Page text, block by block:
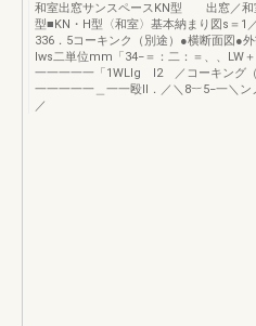
和室出窓サンスペースKN型 出窓／和
型■KN・H型〈和室〉基本納まり図s＝1
336．5コーキンク（別途）●横断面図●
lws二単位mm「34−＝：二：＝、、LW
一一一一一「1WLlg l2 ／コーキ
一一一一一＿一一殴lI．／＼8︸5−一＼
／ 、」＿